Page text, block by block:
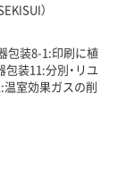
）
包装8-1:印刷に植
装11:分別・リユ
室効果ガスの削